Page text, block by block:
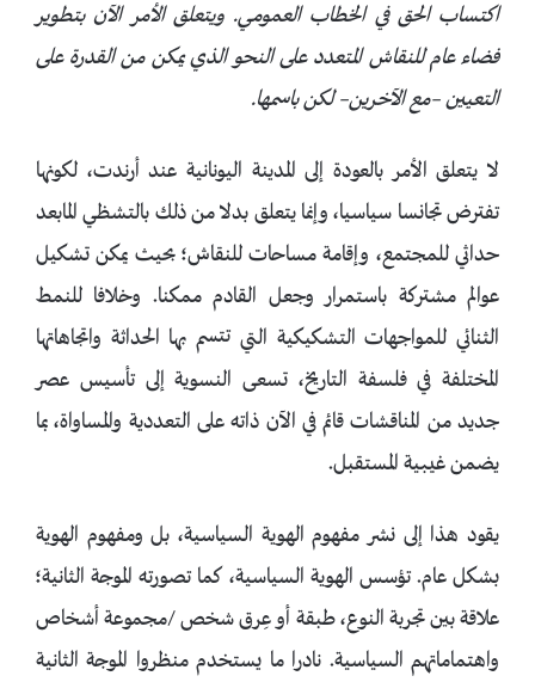
اكتساب الحق في الخطاب العمومي. ويتعلق الأمر الآن بتطوير
فضاء عام للنقاش المتعدد على النحو الذي يمكن من القدرة على
التعيين–مع الآخرين–لكن باسمها.
لا يتعلق الأمر بالعودة إلى المدينة اليونانية عند أرندت، لكونها
تفترض تجانسا سياسيا، وإنما يتعلق بدلا من ذلك بالتشظي المابعد
حداثي للمجتمع، وإقامة مساحات للنقاش؛ بحيث يمكن تشكيل
عوالم مشتركة باستمرار وجعل القادم ممكنا. وخلافا للنمط
الثنائي للمواجهات التشكيكية التي تتسم بها الحداثة واتجاهاتها
المختلفة في فلسفة التاريخ، تسعى النسوية إلى تأسيس عصر
جديد من المناقشات قائم في الآن ذاته على التعددية والمساواة، بما
يضمن غيبية المستقبل.
يقود هذا إلى نشر مفهوم الهوية السياسية، بل ومفهوم الهوية
بشكل عام. تؤسس الهوية السياسية، كما تصورته الموجة الثانية؛
علاقة بين تجربة النوع، طبقة أو عِرق شخص /مجموعة أشخاص
واهتماماتهم السياسية. نادرا ما يستخدم منظروا الموجة الثانية